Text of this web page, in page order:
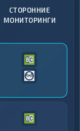
СТОРОННИЕ
МОНИТОРИНГИ